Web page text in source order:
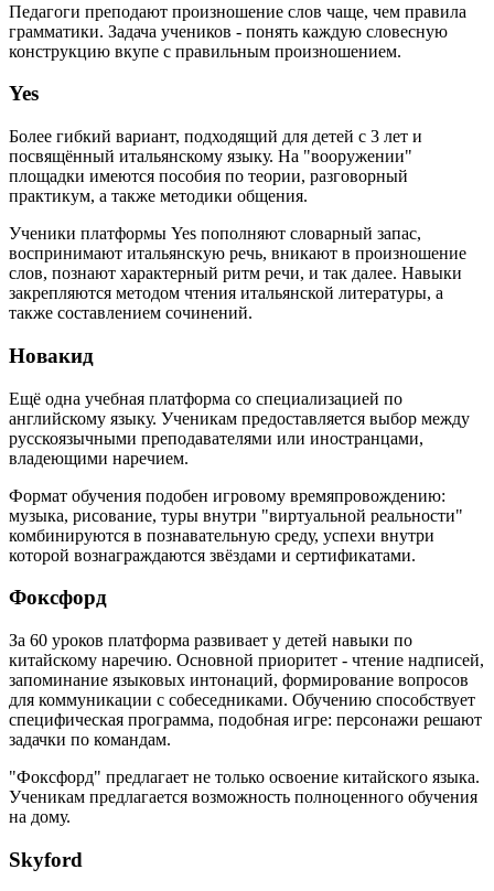
Педагоги преподают произношение слов чаще, чем правила
грамматики. Задача учеников - понять каждую словесную
конструкцию вкупе с правильным произношением.
Yes
Более гибкий вариант, подходящий для детей с 3 лет и
посвящённый итальянскому языку. На "вооружении"
площадки имеются пособия по теории, разговорный
практикум, а также методики общения.
Ученики платформы Yes пополняют словарный запас,
воспринимают итальянскую речь, вникают в произношение
слов, познают характерный ритм речи, и так далее. Навыки
закрепляются методом чтения итальянской литературы, а
также составлением сочинений.
Новакид
Ещё одна учебная платформа со специализацией по
английскому языку. Ученикам предоставляется выбор между
русскоязычными преподавателями или иностранцами,
владеющими наречием.
Формат обучения подобен игровому времяпровождению:
музыка, рисование, туры внутри "виртуальной реальности"
комбинируются в познавательную среду, успехи внутри
которой вознаграждаются звёздами и сертификатами.
Фоксфорд
За 60 уроков платформа развивает у детей навыки по
китайскому наречию. Основной приоритет - чтение надписей,
запоминание языковых интонаций, формирование вопросов
для коммуникации с собеседниками. Обучению способствует
специфическая программа, подобная игре: персонажи решают
задачки по командам.
"Фоксфорд" предлагает не только освоение китайского языка.
Ученикам предлагается возможность полноценного обучения
на дому.
Skyford